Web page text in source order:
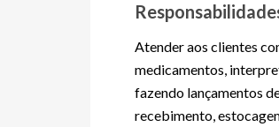
Atender aos clientes
medicamentos,
fazendo lançamentos
recebimento,